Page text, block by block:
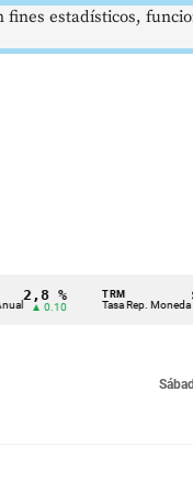
% TRM
Tasa Rep. Moneda ▲
estadísticos,